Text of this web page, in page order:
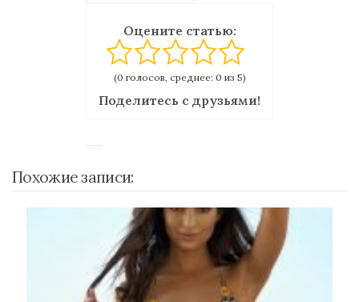
Оцените статью:
(0 голосов, среднее: 0 из 5)
Поделитесь с друзьями!
Похожие записи: